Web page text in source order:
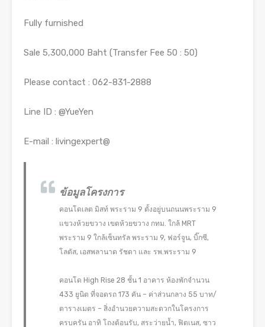
Fully furnished
Sale 5,300,000 Baht (Transfer Fee 50 : 50)
Please contact : 062-831-2888
Line ID : @YueYen
E-mail : livingexpert@
ข้อมูลโครงการ
คอนโดเลต มิสท์ พระราม 9 ตั้งอยู่บนถนนพระราม 9
แขวงห้วยขวาง เขตห้วยขวาง กทม. ใกล้ MRT
พระราม 9 ใกล้เซ็นทรัล พระราม 9, ฟอร์จูน, บิ๊กซี,
โลตัส, เอสพลานาด รัชดา และ รพ.พระราม 9
คอนโด High Rise 28 ชั้น 1 อาคาร ห้องพักจำนวน
433 ยูนิต ที่จอดรถ 173 คัน – ค่าส่วนกลาง 55 บาท/
ตารางเมตร – สิ่งอำนวยความสะดวกในโครงการ
ครบครัน อาทิ โถงต้อนรับ, สระว่ายน้ำ, ฟิตเนส, ซาว